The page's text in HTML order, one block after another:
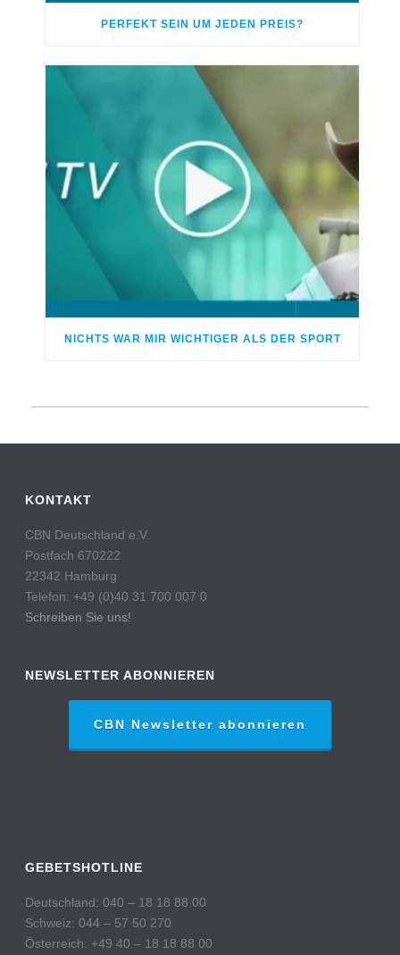
PERFEKT SEIN UM JEDEN PREIS?
NICHTS WAR MIR WICHTIGER ALS DER SPORT
KONTAKT
CBN Deutschland e.V.
Postfach 670222
22342 Hamburg
Telefon: +49 (0)40 31 700 007 0
Schreiben Sie uns!
NEWSLETTER ABONNIEREN
CBN Newsletter abonnieren
GEBETSHOTLINE
Deutschland: 040 – 18 18 88 00
Schweiz: 044 – 57 50 270
Österreich: +49 40 – 18 18 88 00